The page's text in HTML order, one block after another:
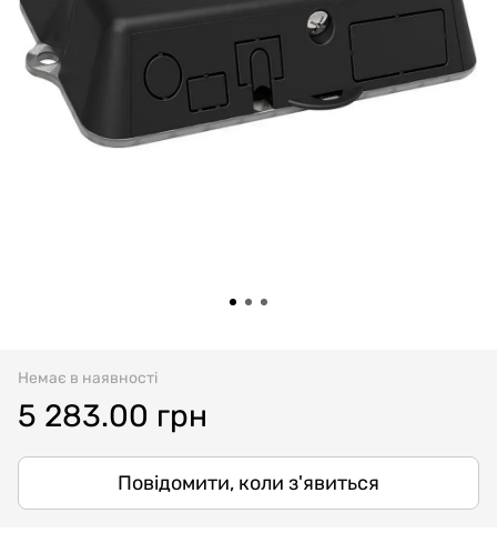
Немає в наявності
5 283.00 грн
Повідомити, коли з'явиться